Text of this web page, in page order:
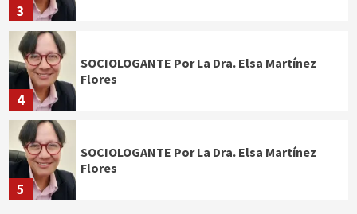
3
4
SOCIOLOGANTE Por La Dra. Elsa Martínez
Flores
5
SOCIOLOGANTE Por La Dra. Elsa Martínez
Flores